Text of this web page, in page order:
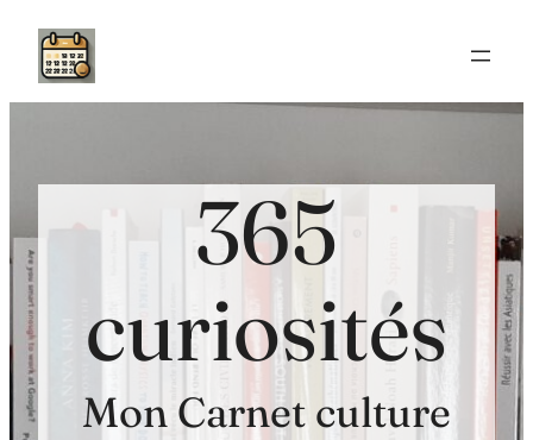
Aller
contenu
365
curiosités
Mon Carnet culture